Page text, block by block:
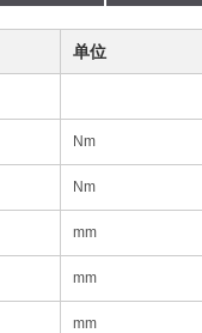
单位
Nm
Nm
mm
mm
mm